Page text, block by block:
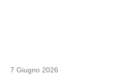
7 Giugno 2026